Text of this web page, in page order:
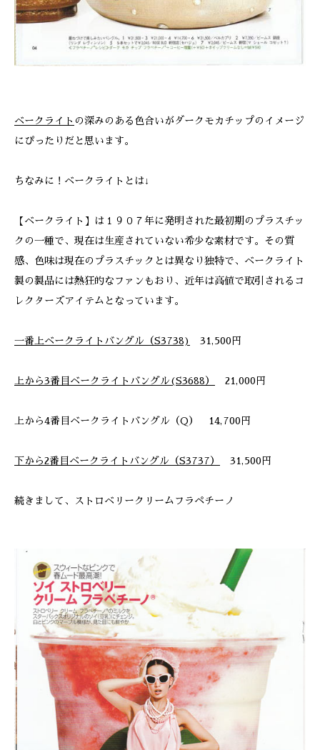
ベークライト の深みのある色合いがダークモカチップのイメージ
にぴったりだと思います。
ちなみに！ベークライトとは↓
【ベークライト】は１９０７年に発明された最初期のプラスチッ
クの一種で、現在は生産されていない希少な素材です。その質
感、色味は現在のプラスチックとは異なり独特で、ベークライト
製の製品には熱狂的なファンもおり、近年は高値で取引されるコ
レクターズアイテムとなっています。
一番上ベークライトバングル（S3738) 31,500円
上から3番目ベークライトバングル(S3688） 21,000円
上から4番目ベークライトバングル（Q） 14,700円
下から2番目ベークライトバングル（S3737） 31,500円
続きまして、ストロベリークリームフラペチーノ